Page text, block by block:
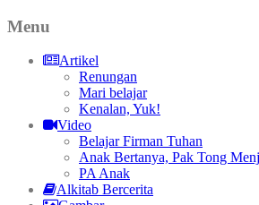
Menu
Artikel
Renungan
Mari belajar
Kenalan, Yuk!
Video
Belajar Firman Tuhan
Anak Bertanya, Pak Tong
PA Anak
Alkitab Bercerita